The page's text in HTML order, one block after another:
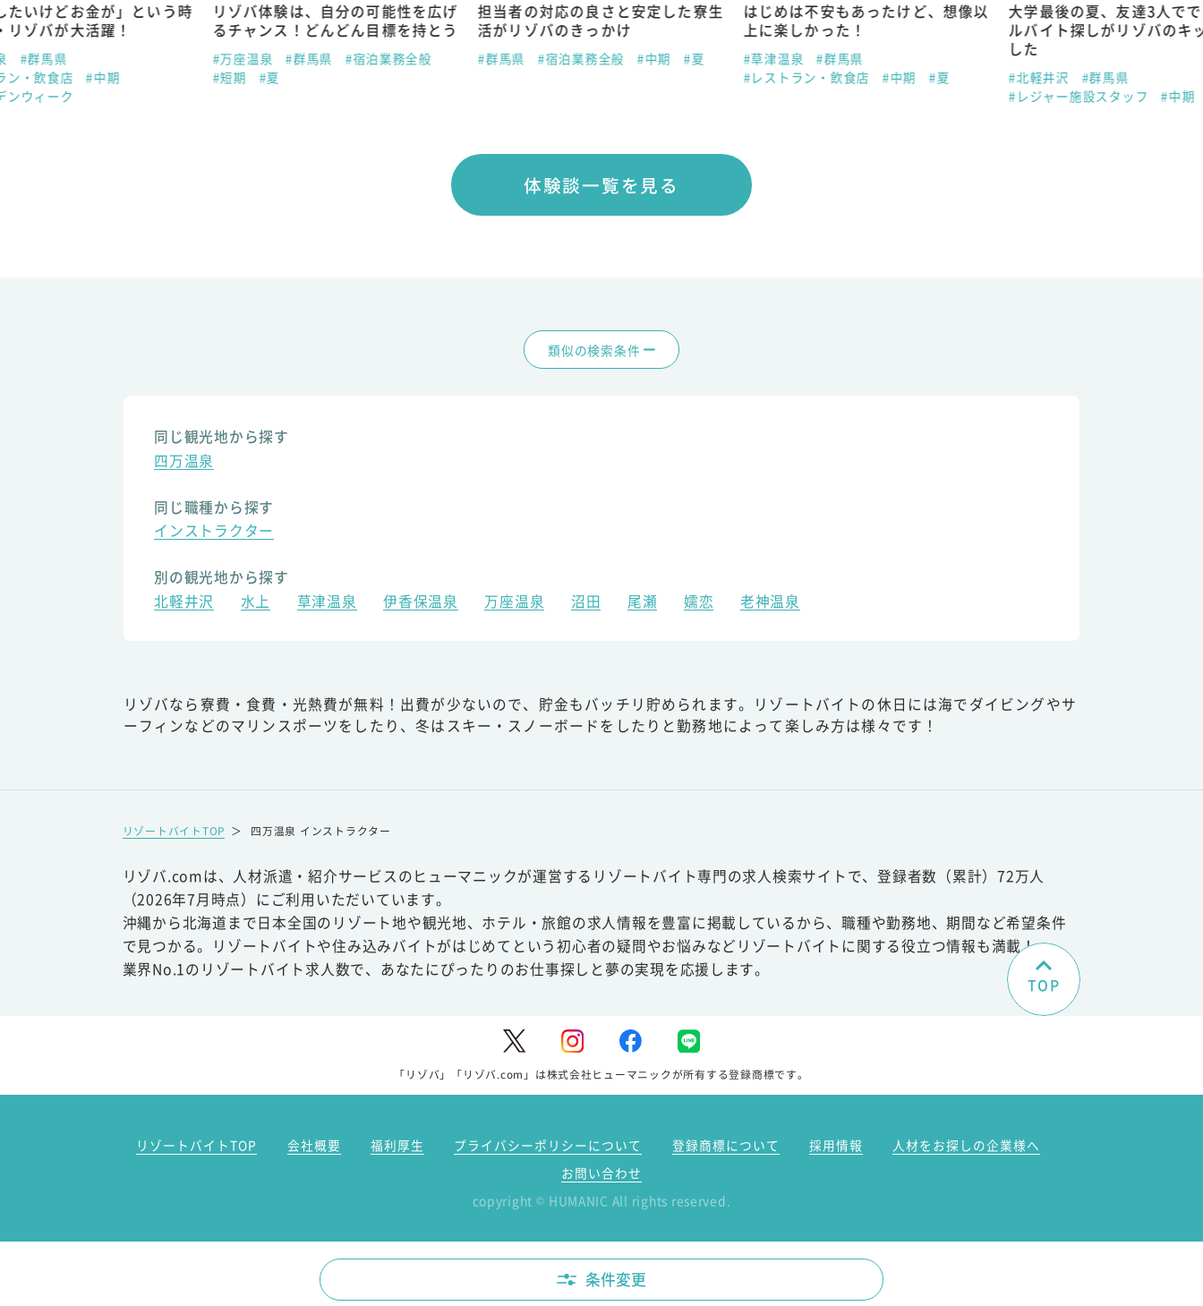
たいけどお金が」という時
リゾバが大活躍！
#群馬県
ン・飲食店
#中期
ンウィーク
リゾバ体験は、自分の可能性を広げ
るチャンス！どんどん目標を持とう
#万座温泉 #群馬県
#宿泊業務全般
#短期
#夏
担当者の対応の良さと安定した寮生
活がリゾバのきっかけ
#群馬県 #宿泊業務全般 #中期 #夏
はじめは不安もあったけど、想像以
上に楽しかった！
#草津温泉
#群馬県
#レストラン・飲食店
#中期 #夏
大学最後の夏、友達3人で
ルバイト探しがリゾバのキ
した
#北軽井沢
#群馬県
#レジャー施設スタッフ
#中期
体験談一覧を見る
類似の検索条件
同じ観光地から探す
四万温泉
同じ職種から探す
インストラクター
別の観光地から探す
北軽井沢
水上 草津温泉 伊香保温泉 万座温泉 沼田 尾瀬 嬬恋 老神温泉
リゾバなら寮費・食費・光熱費が無料！出費が少ないので、貯金もバッチリ貯められます。リゾートバイトの休日には海でダイビングやサ
ーフィンなどのマリンスポーツをしたり、冬はスキー・スノーボードをしたりと勤務地によって楽しみ方は様々です！
リゾートバイトTOP ＞ 四万温泉 インストラクター
リゾバ.comは、人材派遣・紹介サービスのヒューマニックが運営するリゾートバイト専門の求人検索サイトで、登録者数（累計）72万人
（2026年7月時点）にご利用いただいています。
沖縄から北海道まで日本全国のリゾート地や観光地、ホテル・旅館の求人情報を豊富に掲載しているから、職種や勤務地、期間など希望条件
で見つかる。リゾートバイトや住み込みバイトがはじめてという初心者の疑問やお悩みなどリゾートバイトに関する役立つ情報も満載！
業界No.1のリゾートバイト求人数で、あなたにぴったりのお仕事探しと夢の実現を応援します。
TOP
「リゾバ」「リゾバ.com」は株式会社ヒューマニックが所有する登録商標です。
リゾートバイトTOP 会社概要 福利厚生 プライバシーポリシーについて 登録商標について 採用情報
人材をお探しの企業様へ
お問い合わせ
copyright © HUMANIC All rights reserved.
条件変更